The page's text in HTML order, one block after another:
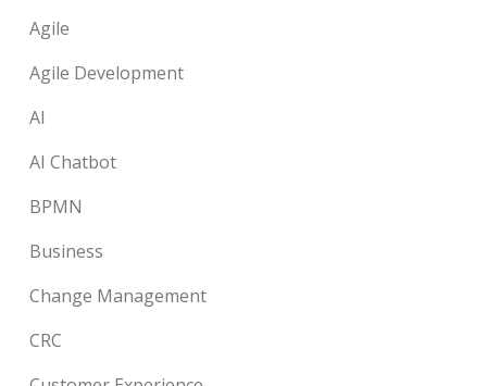
Agile
Agile Development
AI
AI Chatbot
BPMN
Business
Change Management
CRC